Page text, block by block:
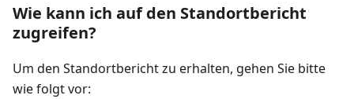
Wie kann ich auf den Standortbericht
zugreifen?
Um den Standortbericht zu erhalten, gehen Sie bitte
wie folgt vor: